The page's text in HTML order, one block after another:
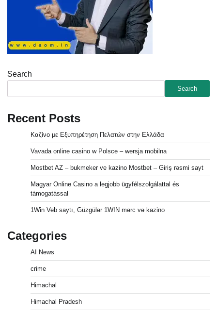
Search
Search
Recent Posts
Καζίνο με Εξυπηρέτηση Πελατών στην Ελλάδα
Vavada online casino w Polsce – wersja mobilna
Mostbet AZ – bukmeker ve kazino Mostbet – Giriş rəsmi sayt
Magyar Online Casino a legjobb ügyfélszolgálattal és
támogatással
1Win Veb saytı, Güzgülər 1WIN mərc və kazino
Categories
AI News
crime
Himachal
Himachal Pradesh